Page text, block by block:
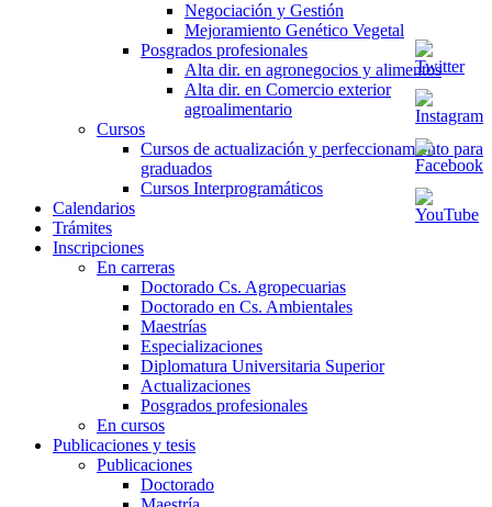
Negociación y Gestión
Mejoramiento Genético Vegetal
Posgrados profesionales
Alta dir. en agronegocios y alimentos
Alta dir. en Comercio exterior
agroalimentario
Cursos
Cursos de actualización y perfeccionamiento para
graduados
Cursos Interprogramáticos
Calendarios
Trámites
Inscripciones
En carreras
Doctorado Cs. Agropecuarias
Doctorado en Cs. Ambientales
Maestrías
Especializaciones
Diplomatura Universitaria Superior
Actualizaciones
Posgrados profesionales
En cursos
Publicaciones y tesis
Publicaciones
Doctorado